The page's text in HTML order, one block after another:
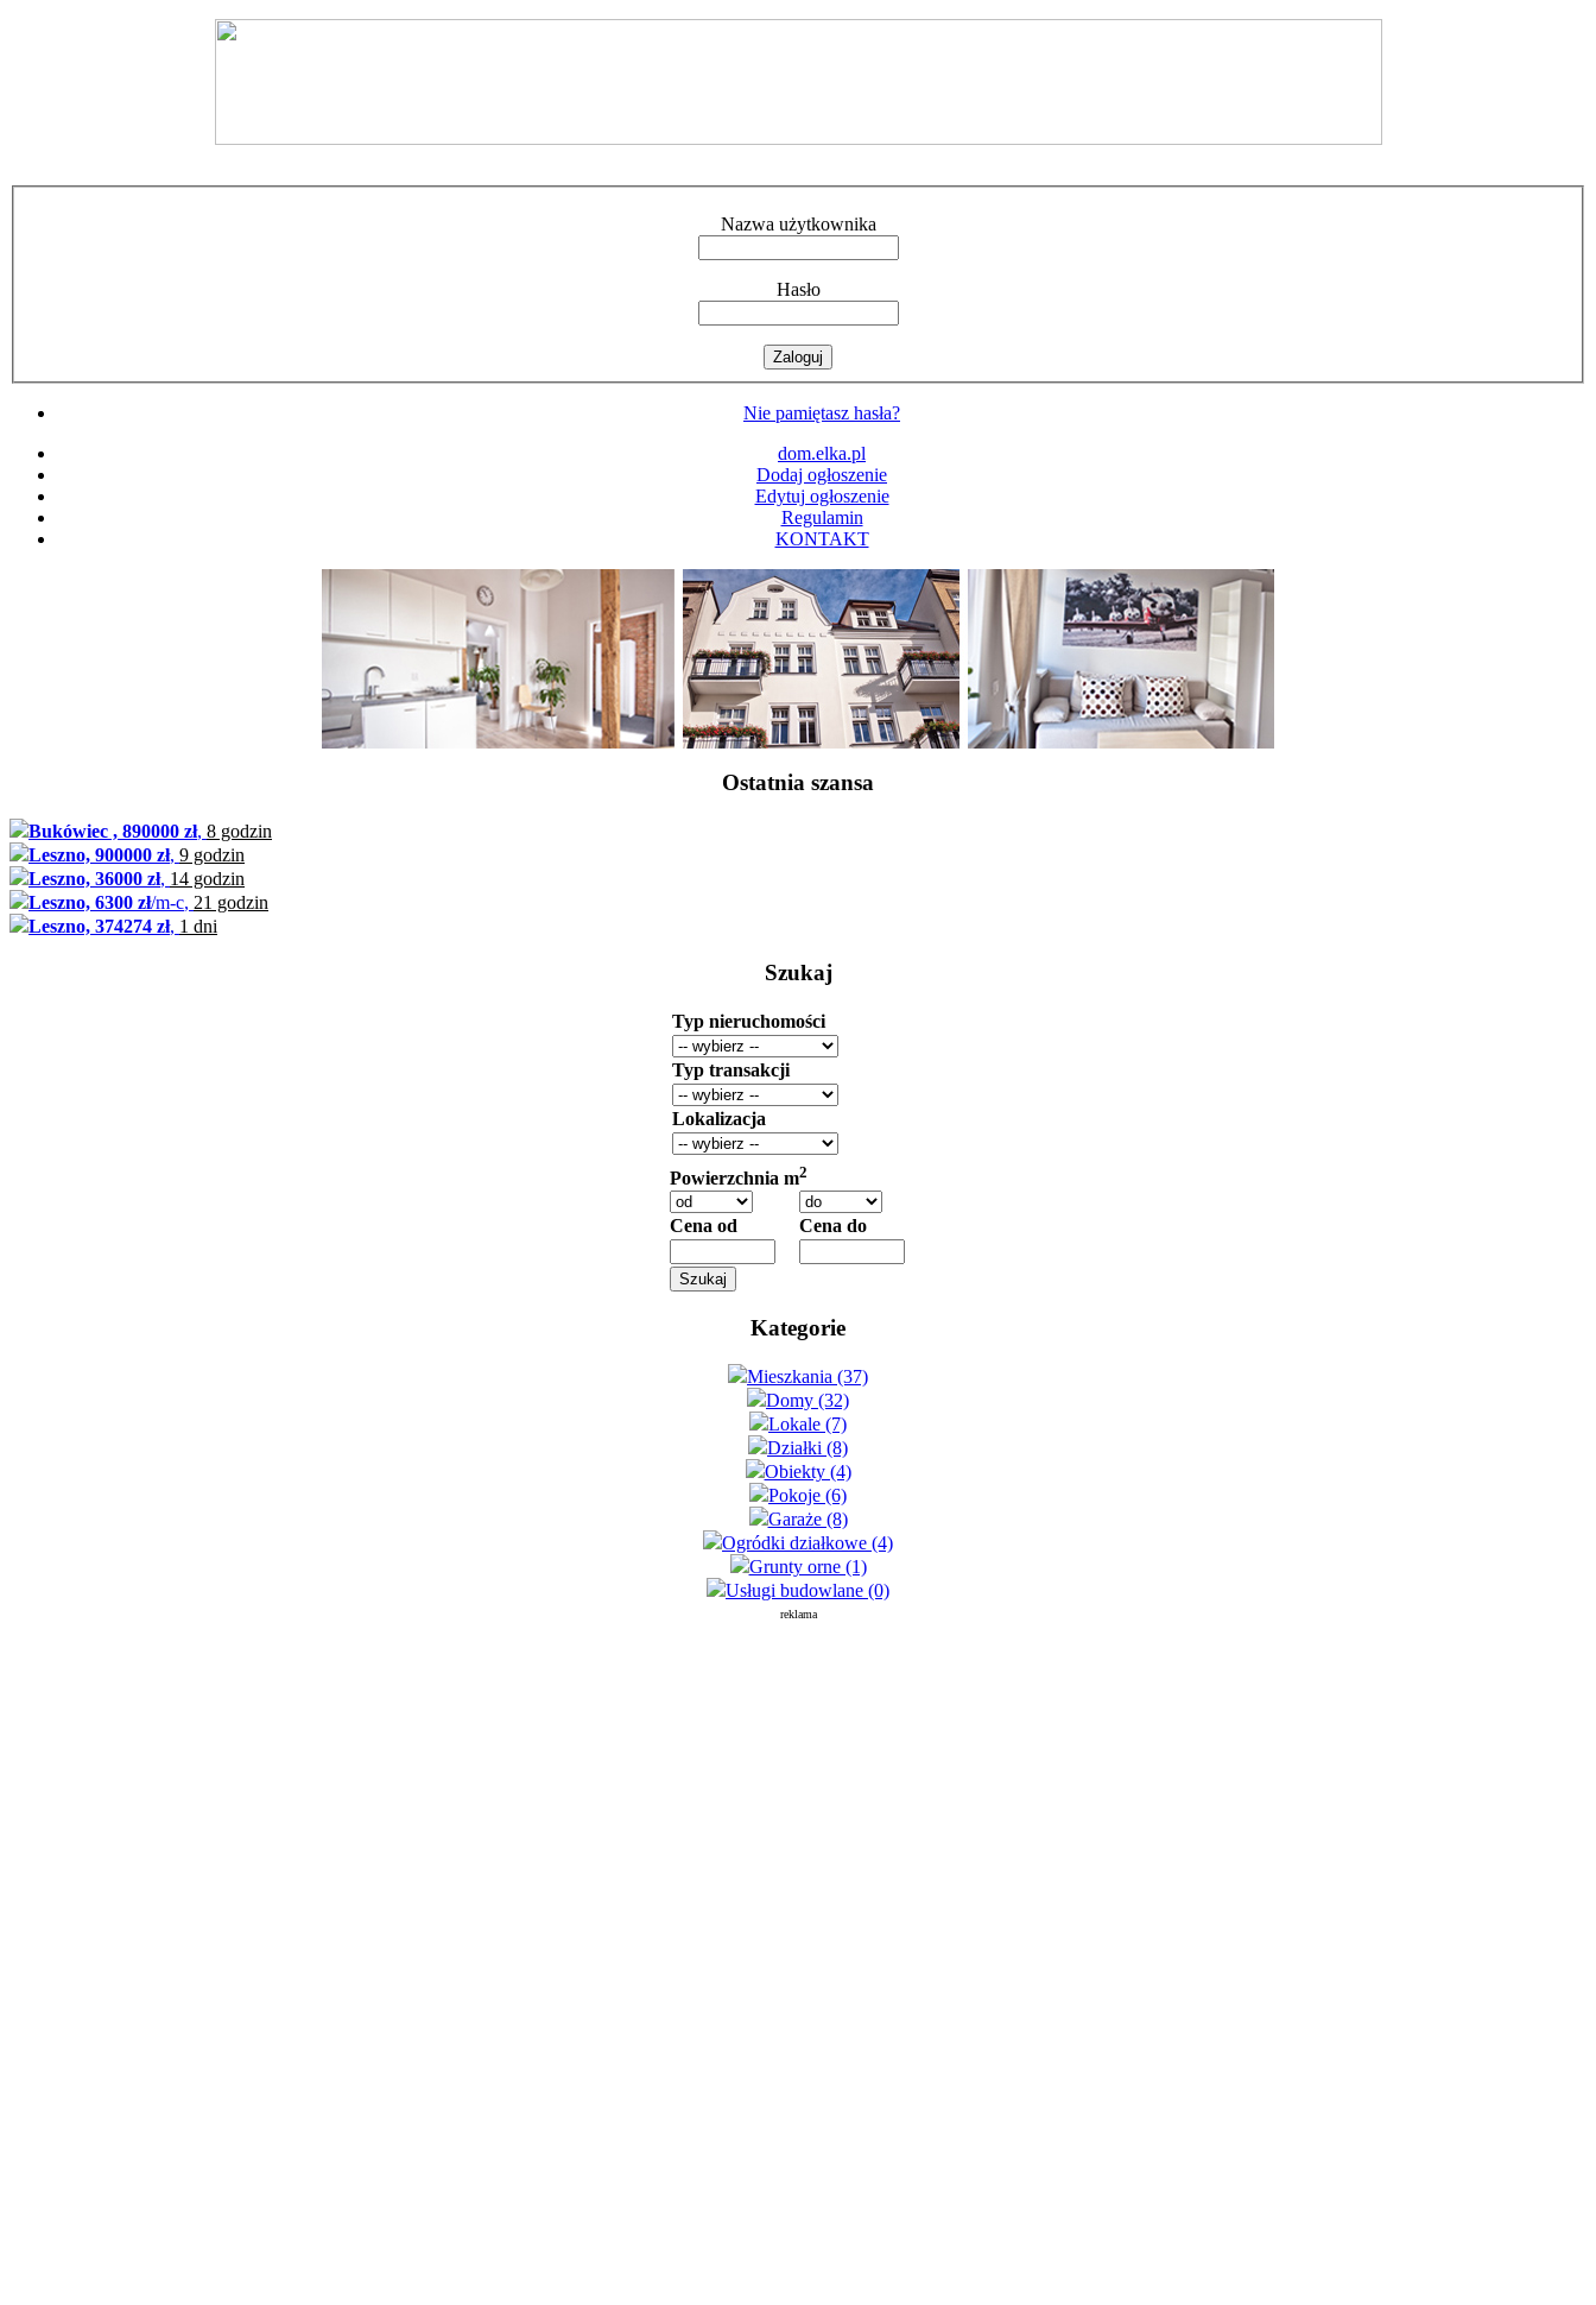
Nazwa użytkownika
Hasło
Nie pamiętasz hasła?
dom.elka.pl
Dodaj ogłoszenie
Edytuj ogłoszenie
Regulamin
KONTAKT
Ostatnia szansa
Bukówiec , 890000 zł, 8 godzin
Leszno, 900000 zł, 9 godzin
Leszno, 36000 zł, 14 godzin
Leszno, 6300 zł/m-c, 21 godzin
Leszno, 374274 zł, 1 dni
Szukaj
Typ nieruchomości
Typ transakcji
Lokalizacja
Powierzchnia m2
Cena od Cena do
Kategorie
Mieszkania (37)
Domy (32)
Lokale (7)
Działki (8)
Obiekty (4)
Pokoje (6)
Garaże (8)
Ogródki działkowe (4)
Grunty orne (1)
Usługi budowlane (0)
reklama